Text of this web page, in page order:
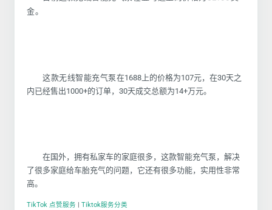
金。
这款无线智能充气泵在1688上的价格为107元，在30天之
内已经售出1000+的订单，30天成交总额为14+万元。
在国外，拥有私家车的家庭很多，这款智能充气泵，解决
了很多家庭给车胎充气的问题，它还有很多功能，实用性非常
高。
TikTok 点赞服务 Tiktok服务分类